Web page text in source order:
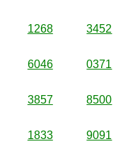
1268 3452
6046 0371
3857 8500
1833 9091